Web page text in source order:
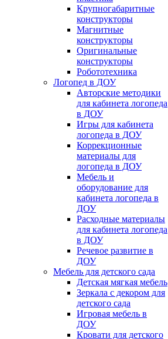
Крупногабаритные
конструкторы
Магнитные
конструкторы
Оригинальные
конструкторы
Робототехника
Логопед в ДОУ
Авторские методики
для кабинета логопеда
в ДОУ
Игры для кабинета
логопеда в ДОУ
Коррекционные
материалы для
логопеда в ДОУ
Мебель и
оборудование для
кабинета логопеда в
ДОУ
Расходные материалы
для кабинета логопеда
в ДОУ
Речевое развитие в
ДОУ
Мебель для детского сада
Детская мягкая мебель
Зеркала с декором для
детского сада
Игровая мебель в
ДОУ
Кровати для детского